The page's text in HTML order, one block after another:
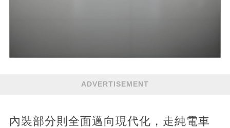
ADVERTISEMENT
內裝部分則全面邁向現代化，走純電車